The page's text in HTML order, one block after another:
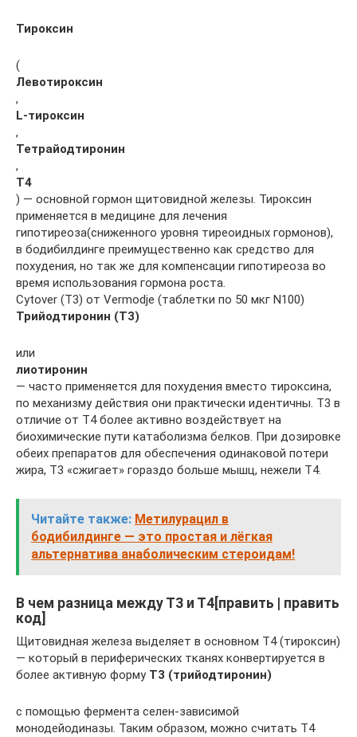
Тироксин
(
Левотироксин
,
L-тироксин
,
Тетрайодтиронин
,
Т4
) — основной гормон щитовидной железы. Тироксин
применяется в медицине для лечения
гипотиреоза(сниженного уровня тиреоидных гормонов),
в бодибилдинге преимущественно как средство для
похудения, но так же для компенсации гипотиреоза во
время использования гормона роста.
Cytover (Т3) от Vermodje (таблетки по 50 мкг N100)
Трийодтиронин (Т3)
или
лиотиронин
— часто применяется для похудения вместо тироксина,
по механизму действия они практически идентичны. Т3 в
отличие от Т4 более активно воздействует на
биохимические пути катаболизма белков. При дозировке
обеих препаратов для обеспечения одинаковой потери
жира, Т3 «сжигает» гораздо больше мышц, нежели Т4.
Читайте также: Метилурацил в
бодибилдинге — это простая и лёгкая
альтернатива анаболическим стероидам!
В чем разница между Т3 и Т4[править | править
код]
Щитовидная железа выделяет в основном Т4 (тироксин)
— который в периферических тканях конвертируется в
более активную форму Т3 (трийодтиронин)
с помощью фермента селен-зависимой
монодейодиназы. Таким образом, можно считать Т4